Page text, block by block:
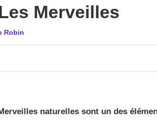
Merveilles
Robin
naturelles sont un des